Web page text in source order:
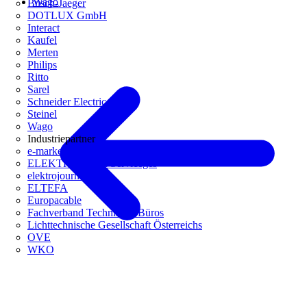
Busch-Jaeger
DOTLUX GmbH
Interact
Kaufel
Merten
Philips
Ritto
Sarel
Schneider Electric
Steinel
Wago
Industriepartner
e-marke
ELEKTRO Daten Serviceges
elektrojournal
ELTEFA
Europacable
Fachverband Technische Büros
Lichttechnische Gesellschaft Österreichs
OVE
WKO